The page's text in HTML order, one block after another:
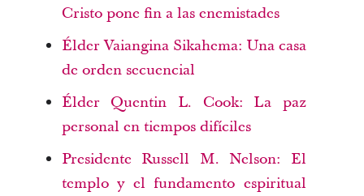
Cristo pone fin a las enemistades
Élder Vaiangina Sikahema: Una casa
de orden secuencial
Élder Quentin L. Cook: La paz
personal en tiempos difíciles
Presidente Russell M. Nelson: El
templo y el fundamento espiritual